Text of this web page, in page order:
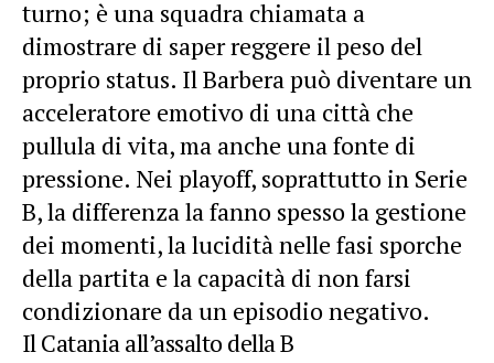
turno; è una squadra chiamata a
dimostrare di saper reggere il peso del
proprio status. Il Barbera può diventare un
acceleratore emotivo di una città che
pullula di vita, ma anche una fonte di
pressione. Nei playoff, soprattutto in Serie
B, la differenza la fanno spesso la gestione
dei momenti, la lucidità nelle fasi sporche
della partita e la capacità di non farsi
condizionare da un episodio negativo.
Il Catania all’assalto della B